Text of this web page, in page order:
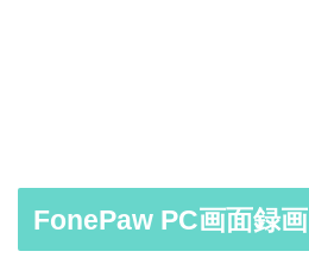
FonePaw PC画面録画